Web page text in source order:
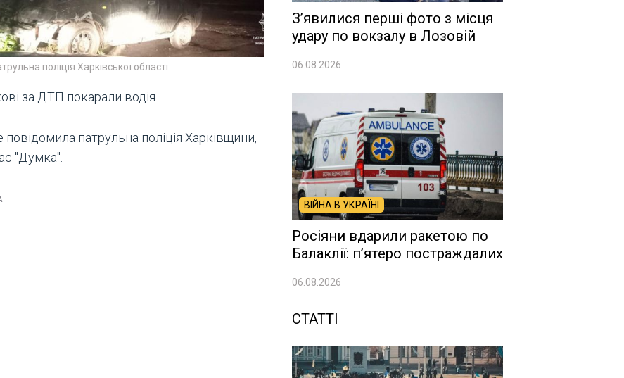
поліція Харківської області
за ДТП покарали водія.
повідомила патрульна поліція Харківщини,
"Думка".
Зʼявилися перші фото з місця
удару по вокзалу в Лозовій
06.08.2026
ВІЙНА В УКРАЇНІ
Росіяни вдарили ракетою по
Балаклії: п’ятеро постраждалих
06.08.2026
СТАТТІ